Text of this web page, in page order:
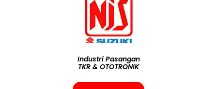
Industri Pasangan
TKR & OTOTRONIK